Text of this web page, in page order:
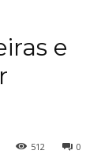
e
0
512